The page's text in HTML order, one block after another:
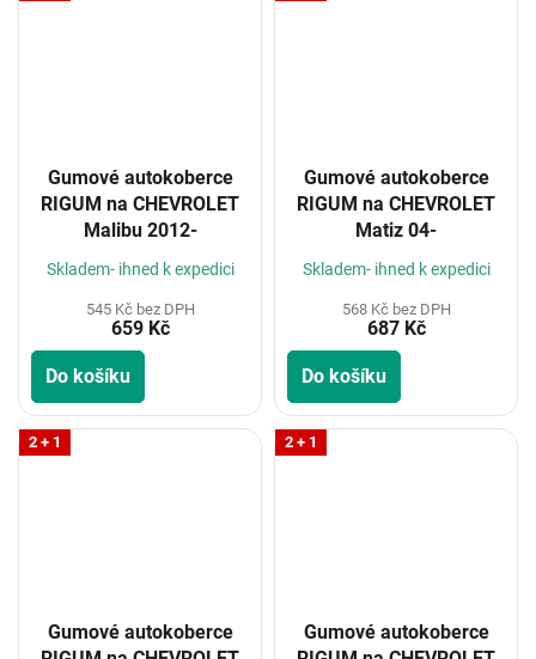
Gumové autokoberce
RIGUM na CHEVROLET
Malibu 2012-
Skladem- ihned k expedici
545 Kč bez DPH
659 Kč
Do košíku
Gumové autokoberce
RIGUM na CHEVROLET
Matiz 04-
Skladem- ihned k expedici
568 Kč bez DPH
687 Kč
Do košíku
2 + 1
Gumové autokoberce
2 + 1
Gumové autokoberce